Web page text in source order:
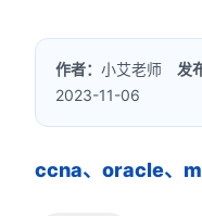
作者：小艾老师 发
2023-11-06
ccna、oracle、